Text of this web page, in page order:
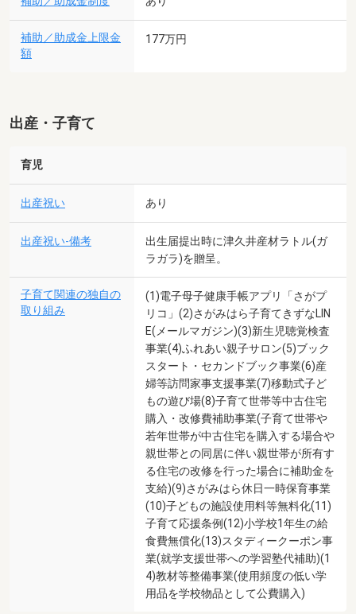
補助／助成金上限金
額
177万円
出産・子育て
育児
出産祝い あり
出産祝い-備考
出生届提出時に津久井産材ラトル(ガ
ラガラ)を贈呈。
子育て関連の独自の
取り組み
(1)電子母子健康手帳アプリ「さがプ
リコ」(2)さがみはら子育てきずなLIN
E(メールマガジン)(3)新生児聴覚検査
事業(4)ふれあい親子サロン(5)ブック
スタート・セカンドブック事業(6)産
婦等訪問家事支援事業(7)移動式子ど
もの遊び場(8)子育て世帯等中古住宅
購入・改修費補助事業(子育て世帯や
若年世帯が中古住宅を購入する場合や
親世帯との同居に伴い親世帯が所有す
る住宅の改修を行った場合に補助金を
支給)(9)さがみはら休日一時保育事業
(10)子どもの施設使用料等無料化(11)
子育て応援条例(12)小学校1年生の給
食費無償化(13)スタディークーポン事
業(就学支援世帯への学習塾代補助)(1
4)教材等整備事業(使用頻度の低い学
用品を学校物品として公費購入)